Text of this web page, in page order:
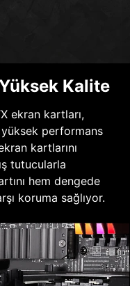
Kalite
ekran kartları,
performans
kartlarını
tutucularla
hem dengede
koruma sağlıyor.